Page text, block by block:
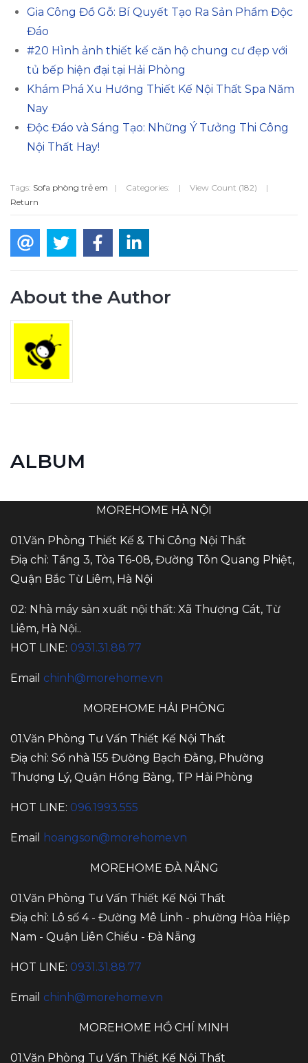
Gia Công Đồ Gỗ: Bí Quyết Tạo Ra Sản Phẩm Độc
Đáo
#20 Hình ảnh thiết kế căn hộ chung cư đẹp với
tủ bếp hiện đại tại Hải Phòng
Khám Phá Xu Hướng Thiết Kế Nội Thất Spa Năm
Nay
Độc Đáo và Sáng Tạo: Những Ý Tưởng Thi Công
Nội Thất Hay!
Tags: Sofa phòng trẻ em | Categories: | View Count (182)
|
Return
About the Author
ALBUM
MOREHOME HÀ NỘI
01.Văn Phòng Thiết Kế & Thi Công Nội Thất
Điạ chỉ: Tầng 3, Tòa T6-08, Đường Tôn Quang Phiệt,
Quận Bắc Từ Liêm, Hà Nội
02: Nhà máy sản xuất nội thất: Xã Thượng Cát, Từ
Liêm, Hà Nội..
HOT LINE: 0931.31.88.77
Email chinh@morehome.vn
MOREHOME HẢI PHÒNG
01.Văn Phòng Tư Vấn Thiết Kế Nội Thất
Điạ chỉ: Số nhà 155 Đường Bạch Đằng, Phường
Thượng Lý, Quận Hồng Bàng, TP Hải Phòng
HOT LINE: 096.1993.555
Email hoangson@morehome.vn
MOREHOME ĐÀ NẴNG
01.Văn Phòng Tư Vấn Thiết Kế Nội Thất
Điạ chỉ: Lô số 4 - Đường Mê Linh - phường Hòa Hiệp
Nam - Quận Liên Chiểu - Đà Nẵng
HOT LINE: 0931.31.88.77
Email chinh@morehome.vn
MOREHOME HỒ CHÍ MINH
01.Văn Phòng Tư Vấn Thiết Kế Nội Thất